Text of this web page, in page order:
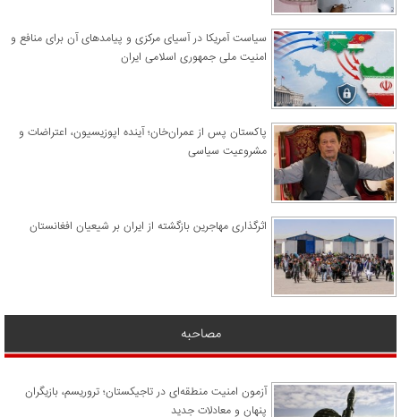
سیاست آمریکا در آسیای مرکزی و پیامدهای آن برای منافع و
امنیت ملی جمهوری اسلامی ایران
پاکستان پس از عمران‌خان؛ آینده اپوزیسیون، اعتراضات و
مشروعیت سیاسی
اثرگذاری مهاجرین بازگشته از ایران بر شیعیان افغانستان
مصاحبه
آزمون امنیت منطقه‌ای در تاجیکستان؛ تروریسم، بازیگران
پنهان و معادلات جدید